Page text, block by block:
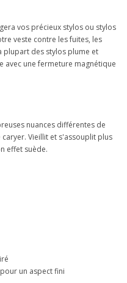
vos précieux stylos ou stylos
veste contre les fuites, les
plupart des stylos plume et
avec une fermeture magnétique
nuances différentes de
Vieillit et s'assouplit plus
effet suède.
un aspect fini